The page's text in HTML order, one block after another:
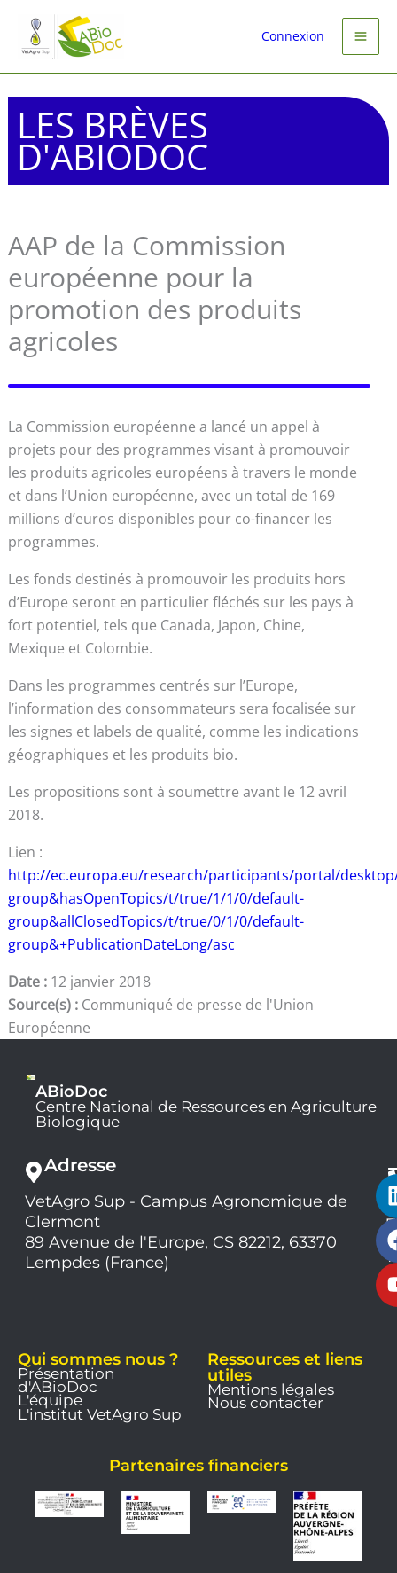
contenu
Connexion
LES BRÈVES
D'ABIODOC
AAP de la Commission
européenne pour la
promotion des produits
agricoles
La Commission européenne a lancé un appel à
projets pour des programmes visant à promouvoir
les produits agricoles européens à travers le monde
et dans l’Union européenne, avec un total de 169
millions d’euros disponibles pour co-financer les
programmes.
Les fonds destinés à promouvoir les produits hors
d’Europe seront en particulier fléchés sur les pays à
fort potentiel, tels que Canada, Japon, Chine,
Mexique et Colombie.
Dans les programmes centrés sur l’Europe,
l’information des consommateurs sera focalisée sur
les signes et labels de qualité, comme les indications
géographiques et les produits bio.
Les propositions sont à soumettre avant le 12 avril
2018.
Lien :
http://ec.europa.eu/research/participants/portal/
group&hasOpenTopics/t/true/1/1/0/default-
group&allClosedTopics/t/true/0/1/0/default-
group&+PublicationDateLong/asc
Date : 12 janvier 2018
Source(s) : Communiqué de presse de l'Union
Européenne
ABioDoc
Centre National de Ressources en Agriculture
Biologique
Adresse
VetAgro Sup - Campus Agronomique de
Clermont
89 Avenue de l'Europe, CS 82212, 63370
Lempdes (France)
Qui sommes nous ?
Présentation
d'ABioDoc
L'équipe
L'institut VetAgro Sup
Ressources et liens
utiles
Mentions légales
Nous contacter
Partenaires financiers